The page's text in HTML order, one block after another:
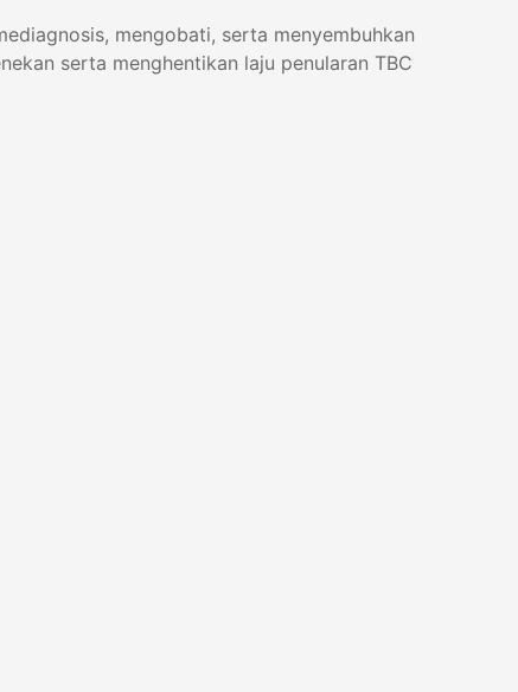
mengobati, serta menyembuhkan
serta menghentikan laju penularan TBC